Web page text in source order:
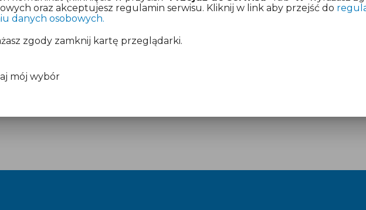
o płatność, jeśli masz już aktywny dostęp.
znajdziesz w dokumentach: Regulamin
oraz akceptujesz regulamin serwisu. Kliknij w link aby przejść do
danych osobowych.
zgody zamknij kartę przeglądarki.
mój wybór